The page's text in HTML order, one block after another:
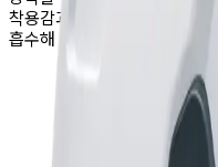
착용감과 사용 편의성을 높였
흡수해 쾌적함을 유지해 줍니다.